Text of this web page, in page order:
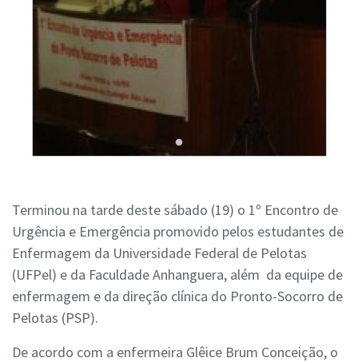
Terminou na tarde deste sábado (19) o 1º Encontro de
Urgência e Emergência promovido pelos estudantes de
Enfermagem da Universidade Federal de Pelotas
(UFPel) e da Faculdade Anhanguera, além da equipe de
enfermagem e da direção clínica do Pronto-Socorro de
Pelotas (PSP).
De acordo com a enfermeira Glêice Brum Conceição, o